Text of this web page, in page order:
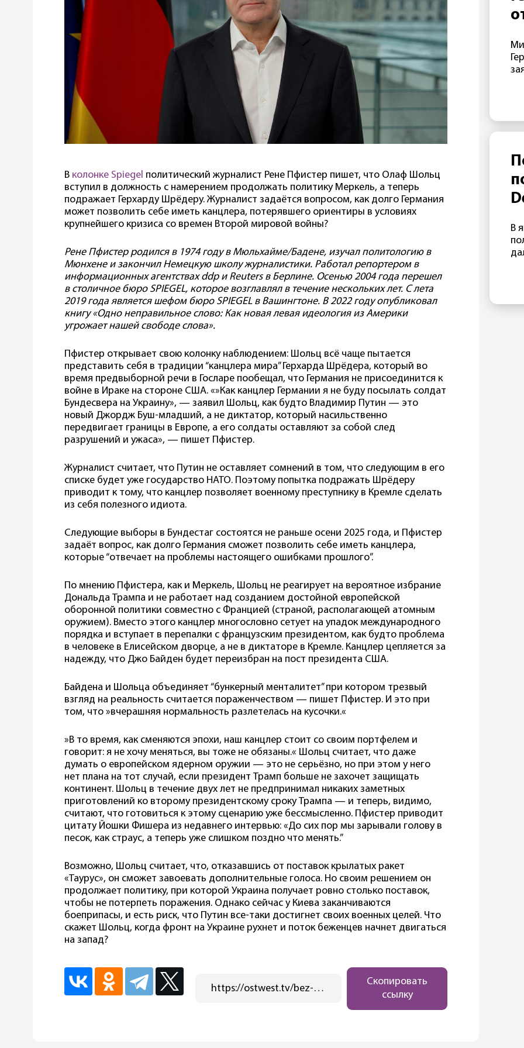
В колонке Spiegel политический журналист Рене Пфистер пишет, что Олаф Шольц
вступил в должность с намерением продолжать политику Меркель, а теперь
подражает Герхарду Шрёдеру. Журналист задаётся вопросом, как долго Германия
может позволить себе иметь канцлера, потерявшего ориентиры в условиях
крупнейшего кризиса со времен Второй мировой войны?
Рене Пфистер родился в 1974 году в Мюльхайме/Бадене, изучал политологию в
Мюнхене и закончил Немецкую школу журналистики. Работал репортером в
информационных агентствах ddp и Reuters в Берлине. Осенью 2004 года перешел
в столичное бюро SPIEGEL, которое возглавлял в течение нескольких лет. С лета
2019 года является шефом бюро SPIEGEL в Вашингтоне. В 2022 году опубликовал
книгу «Одно неправильное слово: Как новая левая идеология из Америки
угрожает нашей свободе слова».
Пфистер открывает свою колонку наблюдением: Шольц всё чаще пытается
представить себя в традиции “канцлера мира” Герхарда Шрёдера, который во
время предвыборной речи в Госларе пообещал, что Германия не присоединится к
войне в Ираке на стороне США. «»Как канцлер Германии я не буду посылать солдат
Бундесвера на Украину», — заявил Шольц, как будто Владимир Путин — это
новый Джордж Буш-младший, а не диктатор, который насильственно
передвигает границы в Европе, а его солдаты оставляют за собой след
разрушений и ужаса», — пишет Пфистер.
Журналист считает, что Путин не оставляет сомнений в том, что следующим в его
списке будет уже государство НАТО. Поэтому попытка подражать Шрёдеру
приводит к тому, что канцлер позволяет военному преступнику в Кремле сделать
из себя полезного идиота.
Следующие выборы в Бундестаг состоятся не раньше осени 2025 года, и Пфистер
задаёт вопрос, как долго Германия сможет позволить себе иметь канцлера,
которые “отвечает на проблемы настоящего ошибками прошлого”.
По мнению Пфистера, как и Меркель, Шольц не реагирует на вероятное избрание
Дональда Трампа и не работает над созданием достойной европейской
оборонной политики совместно с Францией (страной, располагающей атомным
оружием). Вместо этого канцлер многословно сетует на упадок международного
порядка и вступает в перепалки с французским президентом, как будто проблема
в человеке в Елисейском дворце, а не в диктаторе в Кремле. Канцлер цепляется за
надежду, что Джо Байден будет переизбран на пост президента США.
Байдена и Шольца объединяет “бункерный менталитет” при котором трезвый
взгляд на реальность считается пораженчеством — пишет Пфистер. И это при
том, что »вчерашняя нормальность разлетелась на кусочки.«
»В то время, как сменяются эпохи, наш канцлер стоит со своим портфелем и
говорит: я не хочу меняться, вы тоже не обязаны.« Шольц считает, что даже
думать о европейском ядерном оружии — это не серьёзно, но при этом у него
нет плана на тот случай, если президент Трамп больше не захочет защищать
континент. Шольц в течение двух лет не предпринимал никаких заметных
приготовлений ко второму президентскому сроку Трампа — и теперь, видимо,
считают, что готовиться к этому сценарию уже бессмысленно. Пфистер приводит
цитату Йошки Фишера из недавнего интервью: «До сих пор мы зарывали голову в
песок, как страус, а теперь уже слишком поздно что менять.”
Возможно, Шольц считает, что, отказавшись от поставок крылатых ракет
«Таурус», он сможет завоевать дополнительные голоса. Но своим решением он
продолжает политику, при которой Украина получает ровно столько поставок,
чтобы не потерпеть поражения. Однако сейчас у Киева заканчиваются
боеприпасы, и есть риск, что Путин все-таки достигнет своих военных целей. Что
скажет Шольц, когда фронт на Украине рухнет и поток беженцев начнет двигаться
на запад?
https://ostwest.tv/bez-rubriki/kancler-mira-nad-kotorym-smejotsya-putin-kolonka-rene-pfistera-v-zhurnale-spiegel/
Скопировать
ссылку
В